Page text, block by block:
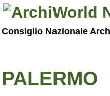
Consiglio Nazionale
PALERMO